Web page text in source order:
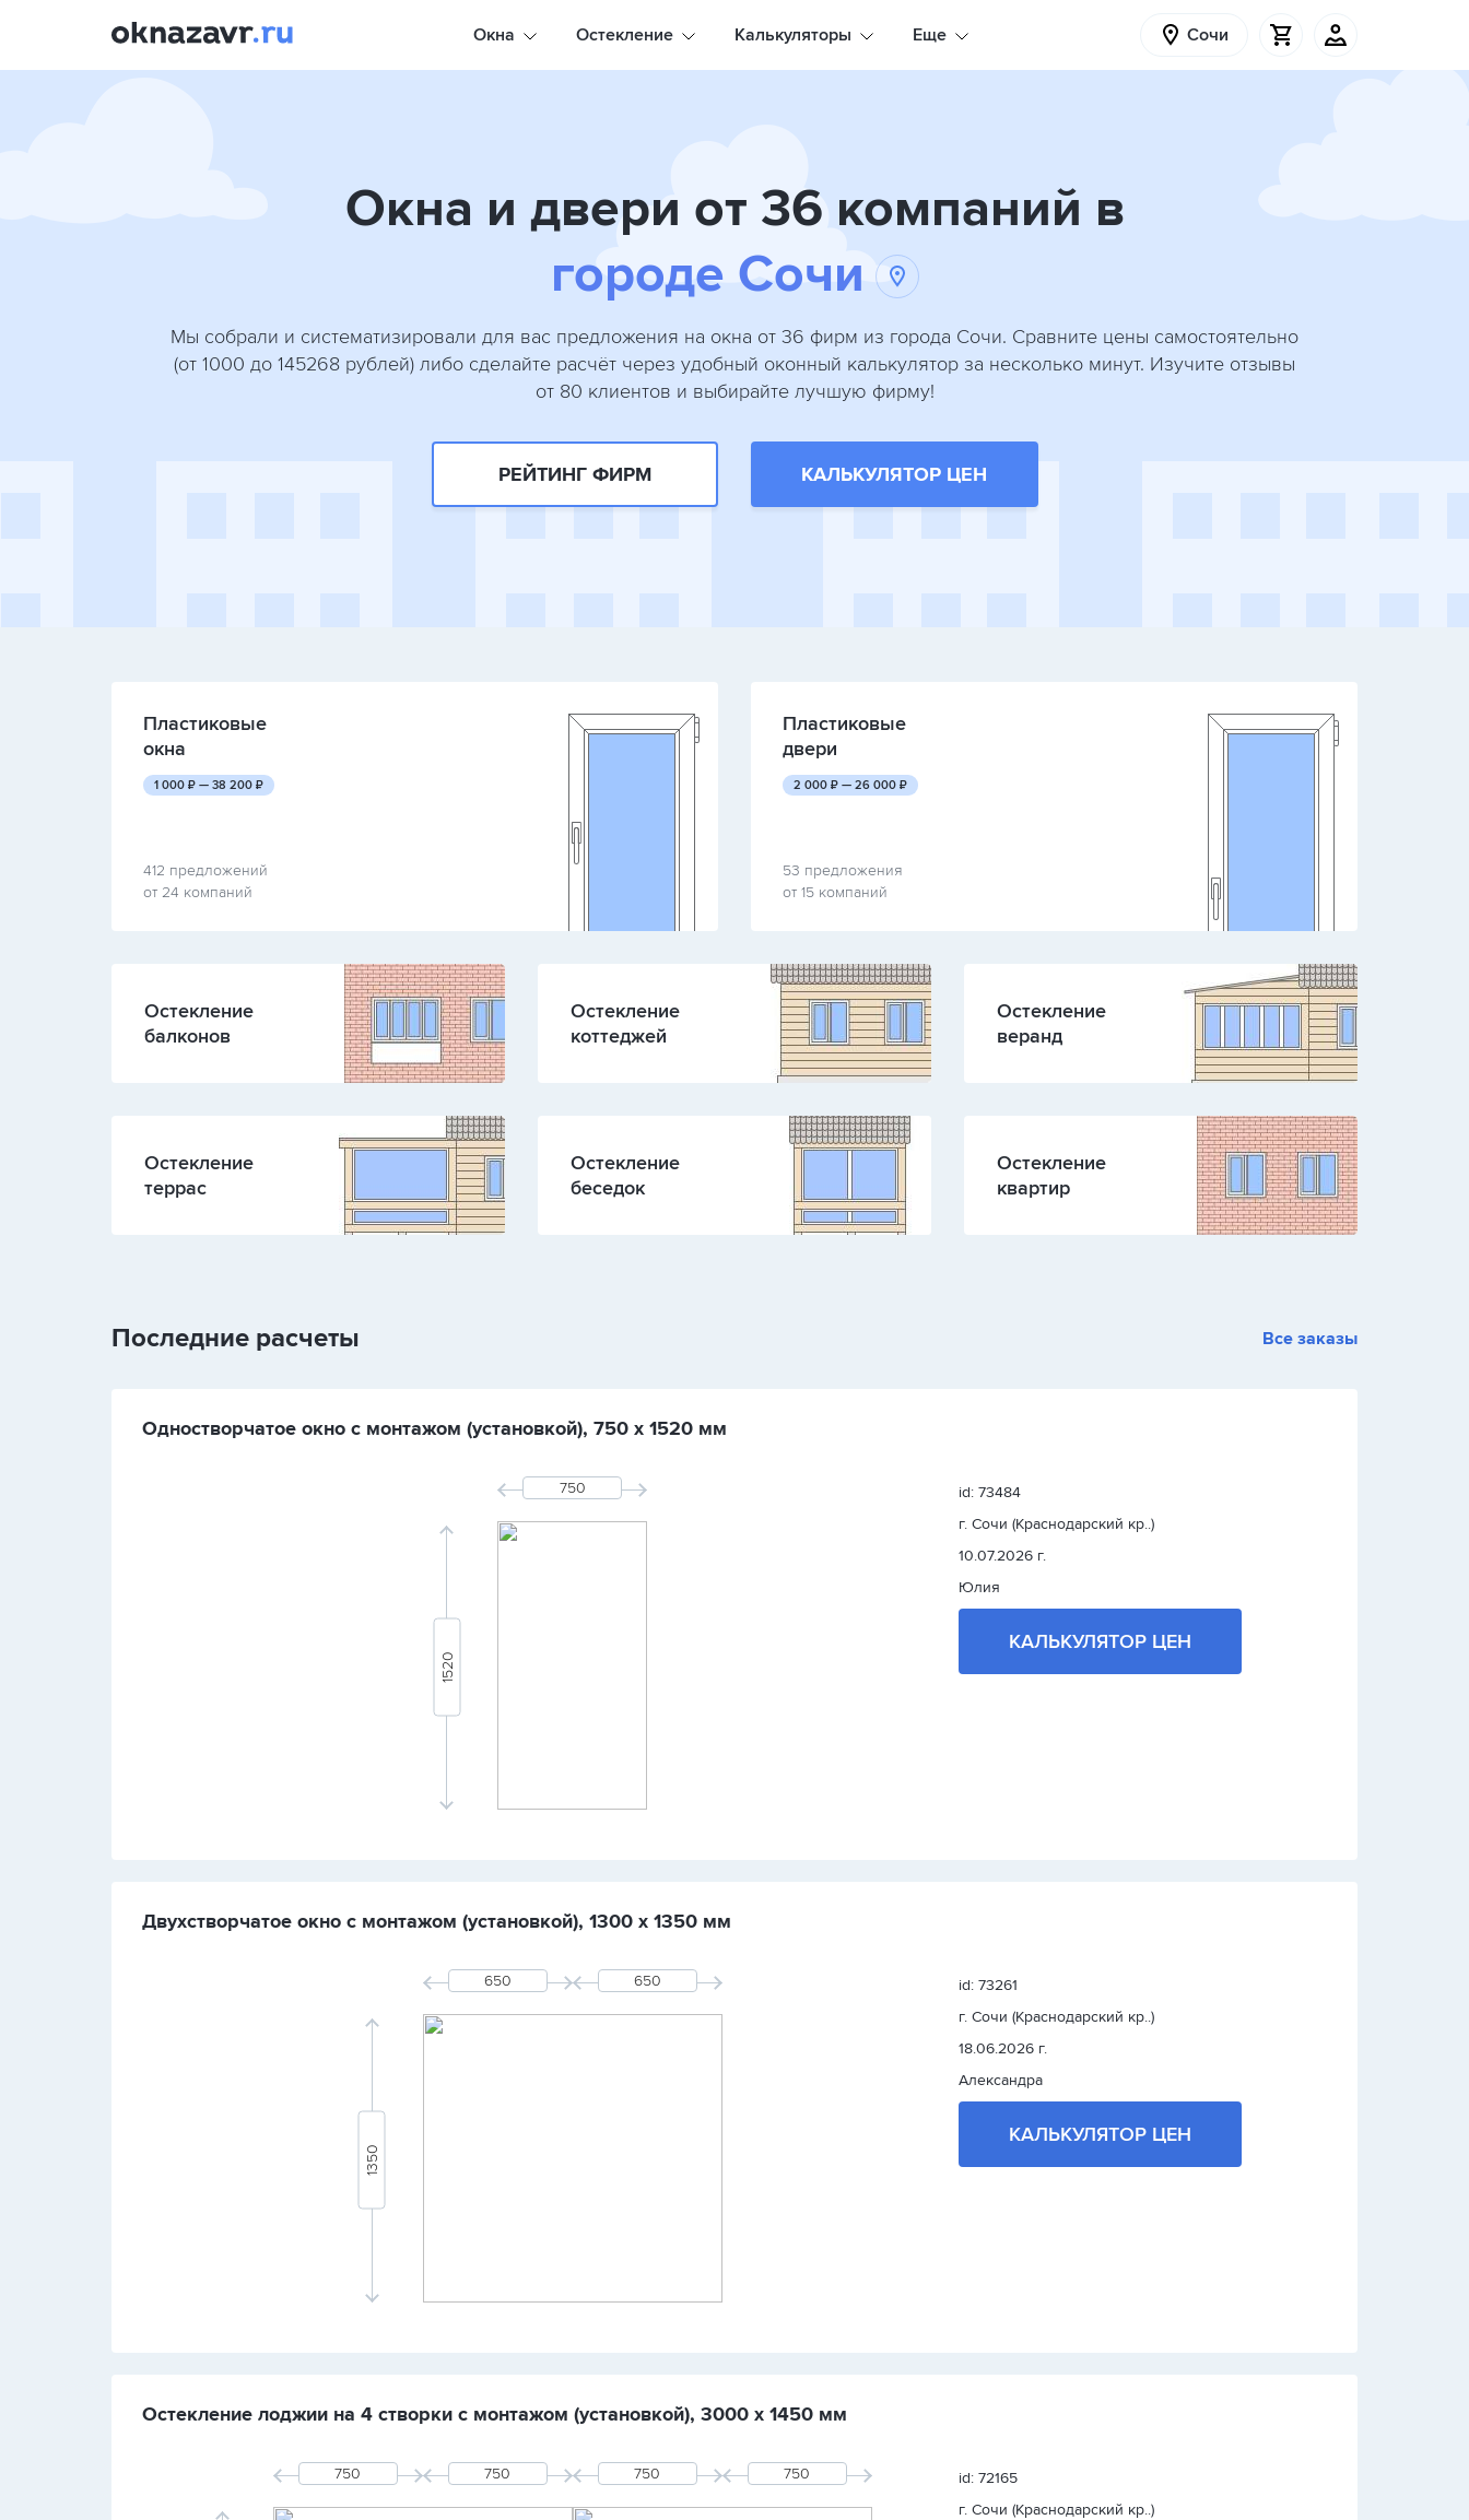
Окна Остекление Калькуляторы Еще Сочи
Окна и двери от 36 компаний в
городе Сочи
Мы собрали и систематизировали для вас предложения на окна от 36 фирм из города Сочи. Сравните цены самостоятельно
(от 1000 до 145268 рублей) либо сделайте расчёт через удобный оконный калькулятор за несколько минут. Изучите отзывы
от 80 клиентов и выбирайте лучшую фирму!
РЕЙТИНГ ФИРМ КАЛЬКУЛЯТОР ЦЕН
Пластиковые
окна
1 000 руб.
₽ — 38 200 руб.
₽
412 предложений
от 24 компаний
Пластиковые
двери
2 000 руб.
₽ — 26 000 руб.
₽
53 предложения
от 15 компаний
Остекление
балконов
Остекление
коттеджей
Остекление
веранд
Остекление
террас
Остекление
беседок
Остекление
квартир
Последние расчеты Все заказы
Одностворчатое окно с монтажом (установкой), 750 х 1520 мм
id: 73484
г. Сочи (Краснодарский кр..)
10.07.2026 г.
Юлия
КАЛЬКУЛЯТОР ЦЕН
Двухстворчатое окно с монтажом (установкой), 1300 х 1350 мм
id: 73261
г. Сочи (Краснодарский кр..)
18.06.2026 г.
Александра
КАЛЬКУЛЯТОР ЦЕН
Остекление лоджии на 4 створки с монтажом (установкой), 3000 х 1450 мм
id: 72165
г. Сочи (Краснодарский кр..)